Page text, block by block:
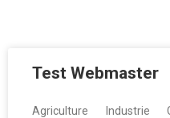
Test Webmaster
Agriculture Industrie